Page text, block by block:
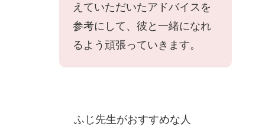
えていただいたアドバイスを
参考にして、彼と一緒になれ
るよう頑張っていきます。
ふじ先生がおすすめな人